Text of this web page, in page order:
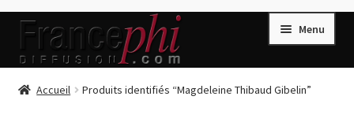
Aller
la
Aller
contenu
Menu
Accueil
Accueil Produits identifiés “Magdeleine Thibaud Gibelin”